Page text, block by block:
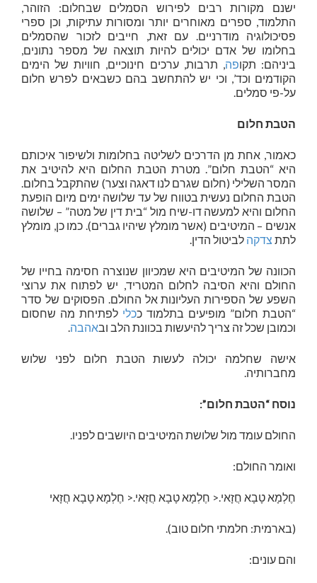
ישנם מקורות רבים לפירוש הסמלים שבחלום: הזוהר,
התלמוד, ספרים מאוחרים יותר ומסורות עתיקות, וכן ספרי
פסיכולוגיה מודרניים. עם זאת, חייבים לזכור שהסמלים
בחלומו של אדם יכולים להיות תוצאה של מספר נתונים,
ביניהם: תקופה, תרבות, ערכים חינוכיים, חוויות של הימים
הקודמים וכד’, וכי יש להתחשב בהם כשבאים לפרש חלום
על-פי סמלים.
הטבת חלום
כאמור, אחת מן הדרכים לשליטה בחלומות ולשיפור איכותם
היא “הטבת חלום”. מטרת הטבת החלום היא להיטיב את
המסר השלילי (חלום שגרם לנו דאגה וצער) שהתקבל בחלום.
הטבת החלום נעשית בטווח של עד שלושה ימים מיום הופעת
החלום והיא למעשה דו-שיח מול “בית דין של מטה” – שלושה
אנשים – המיטיבים (אשר מומלץ שיהיו גברים). כמו כן, מומלץ
לתת צדקה לביטול הדין.
הכוונה של המיטיבים היא שמכיוון שנוצרה חסימה בחייו של
החולם והיא הסיבה לחלום המטריד, יש לפתוח את ערוצי
השפע של הספירות העליונות אל החולם. הפסוקים של סדר
“הטבת חלום” מופיעים בתלמוד ככלי לפתיחת מה שחסום
וכמובן שכל זה צריך להיעשות בכוונת הלב ובאהבה.
אישה שחלמה יכולה לעשות הטבת חלום לפני שלוש
מחברותיה.
נוסח “הטבת חלום”:
החולם עומד מול שלושת המיטיבים היושבים לפניו.
ואומר החולם:
חֶלְמָא טָבָא חֲזָאי.< חֶלְמָא טָבָא חֲזָאי.< חֶלְמָא טָבָא חֲזָאי
(בארמית: חלמתי חלום טוב).
והם עונים: